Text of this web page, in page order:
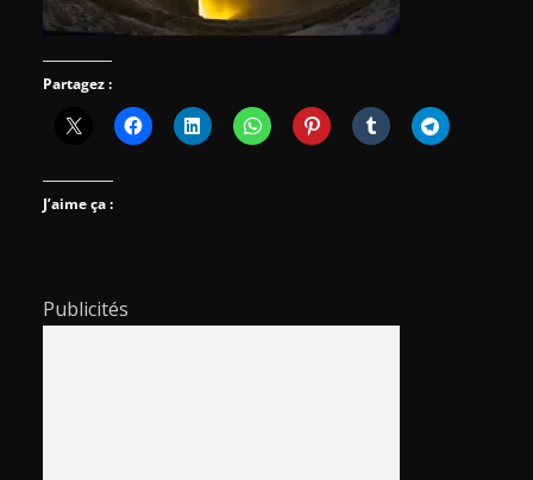
Partagez :
J’aime ça :
Publicités